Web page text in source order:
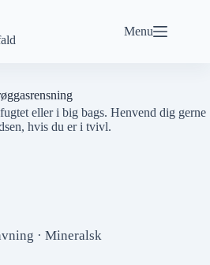
Menu
eller i big bags. Henvend dig gerne
hvis du er i tvivl.
· Mineralsk